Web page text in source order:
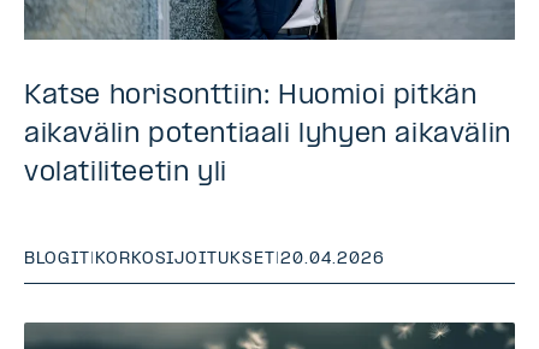
Katse horisonttiin: Huomioi pitkän
aikavälin potentiaali lyhyen aikavälin
volatiliteetin yli
BLOGIT KORKOSIJOITUKSET |20.04.2026